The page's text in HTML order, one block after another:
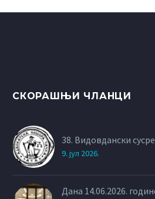
СКОРАШЊИ ЧЛАНЦИ
38. Видовдански
9. јул 2026.
Дана 14.06.2026.